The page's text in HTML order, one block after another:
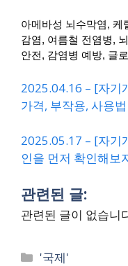
아메바성 뇌수막염, 케
감염, 여름철 전염병,
안전, 감염병 예방, 글
2025.04.16 – [자기
가격, 부작용, 사용
2025.05.17 – [자기
인을 먼저 확인해보
관련된 글:
관련된 글이 없습니
Categories
'국제'